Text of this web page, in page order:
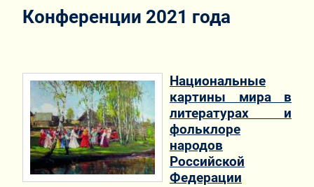
Конференции 2021 года
Национальные
картины мира в
литературах и
фольклоре
народов
Российской
Федерации